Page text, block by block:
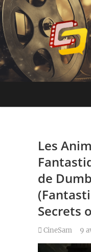
Skip
to
content
Base de
Les
de
Secrets
CineSam 9